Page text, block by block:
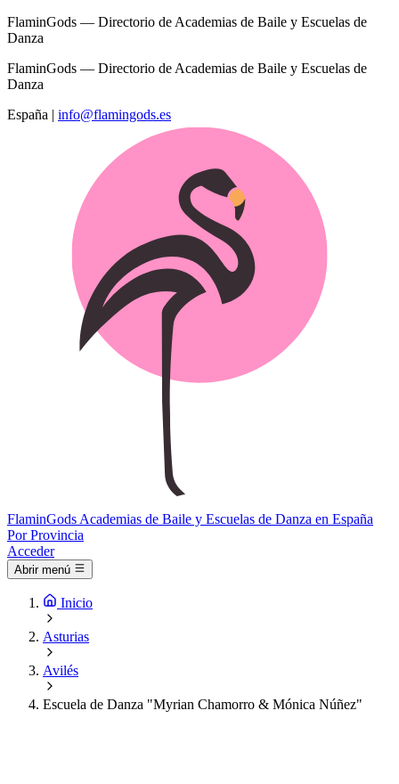
FlaminGods — Directorio de Academias de Baile y Escuelas de
Danza
FlaminGods — Directorio de Academias de Baile y Escuelas de
Danza
España | info@flamingods.es
FlaminGods Academias de Baile y Escuelas de Danza en España
Por Provincia
Acceder
Abrir menú
Inicio
Asturias
Avilés
Escuela de Danza "Myrian Chamorro & Mónica Núñez"